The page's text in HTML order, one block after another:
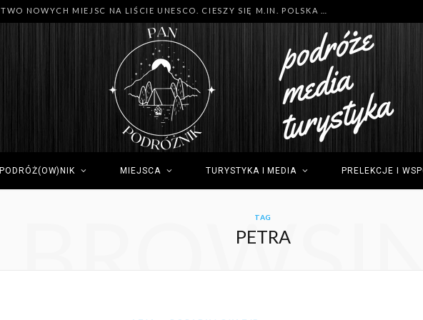
PODRÓŻ(OW)NIK MIEJSCA TURYSTYKA I MEDIA PRELEKCJE I
TAG
PETRA